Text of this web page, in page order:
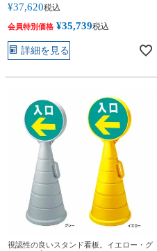
¥37,620税込
会員特別価格 ¥35,739税込
詳細を見る
視認性の良いスタンド看板。イエロー・グ